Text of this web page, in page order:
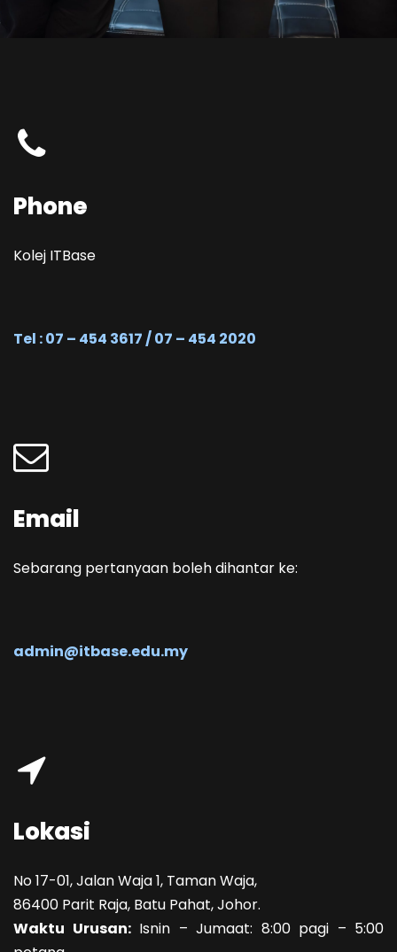
Phone
Kolej ITBase
Tel : 07 – 454 3617 / 07 – 454 2020
Email
Sebarang pertanyaan boleh dihantar ke:
admin@itbase.edu.my
Lokasi
No 17-01, Jalan Waja 1, Taman Waja,
86400 Parit Raja, Batu Pahat, Johor.
Waktu Urusan:Isnin – Jumaat: 8:00 pagi – 5:00